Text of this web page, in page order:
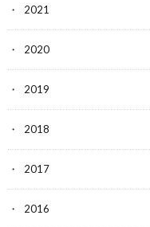
2021
2020
2019
2018
2017
2016